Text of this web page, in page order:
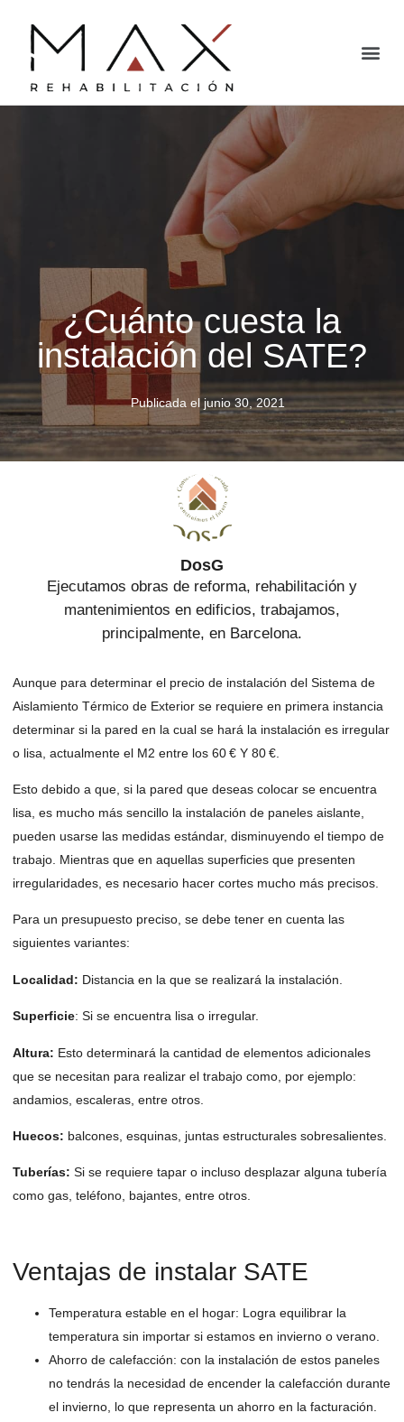
¿Cuánto cuesta la
instalación del SATE?
Publicada eljunio 30, 2021
DosG
Ejecutamos obras de reforma, rehabilitación y
mantenimientos en edificios, trabajamos,
principalmente, en Barcelona.
Aunque para determinar el precio de instalación del Sistema de
Aislamiento Térmico de Exterior se requiere en primera instancia
determinar si la pared en la cual se hará la instalación es irregular
o lisa, actualmente el M2 entre los 60 € Y 80 €.
Esto debido a que, si la pared que deseas colocar se encuentra
lisa, es mucho más sencillo la instalación de paneles aislante,
pueden usarse las medidas estándar, disminuyendo el tiempo de
trabajo. Mientras que en aquellas superficies que presenten
irregularidades, es necesario hacer cortes mucho más precisos.
Para un presupuesto preciso, se debe tener en cuenta las
siguientes variantes:
Localidad: Distancia en la que se realizará la instalación.
Superficie: Si se encuentra lisa o irregular.
Altura: Esto determinará la cantidad de elementos adicionales
que se necesitan para realizar el trabajo como, por ejemplo:
andamios, escaleras, entre otros.
Huecos: balcones, esquinas, juntas estructurales sobresalientes.
Tuberías: Si se requiere tapar o incluso desplazar alguna tubería
como gas, teléfono, bajantes, entre otros.
Ventajas de instalar SATE
Temperatura estable en el hogar: Logra equilibrar la
temperatura sin importar si estamos en invierno o verano.
Ahorro de calefacción: con la instalación de estos paneles
no tendrás la necesidad de encender la calefacción durante
el invierno, lo que representa un ahorro en la facturación.